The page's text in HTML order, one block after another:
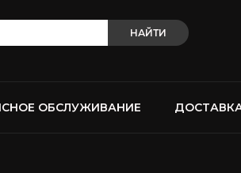
НАЙТИ
ОБСЛУЖИВАНИЕ